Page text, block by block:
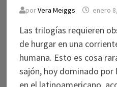
porVera Meiggs enero
Las trilogías requieren
de hurgar en una
humana. Esto es cosa
sajón, hoy dominado por
en el latinoamericano,